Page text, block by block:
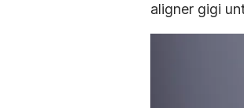
aligner gigi